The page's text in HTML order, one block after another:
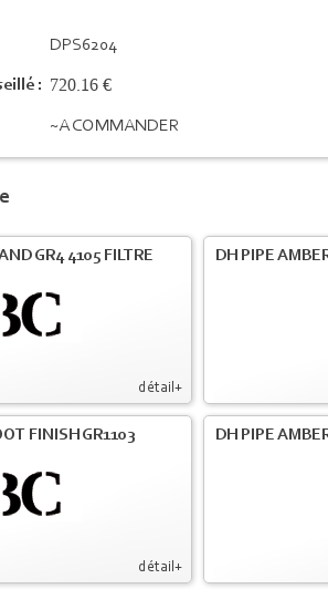
DPS6204
: 720.16 €
~A COMMANDER
détail+
GR4 4105 FILTRE
DH PIPE
détail+
FINISH GR1103 DH PIPE